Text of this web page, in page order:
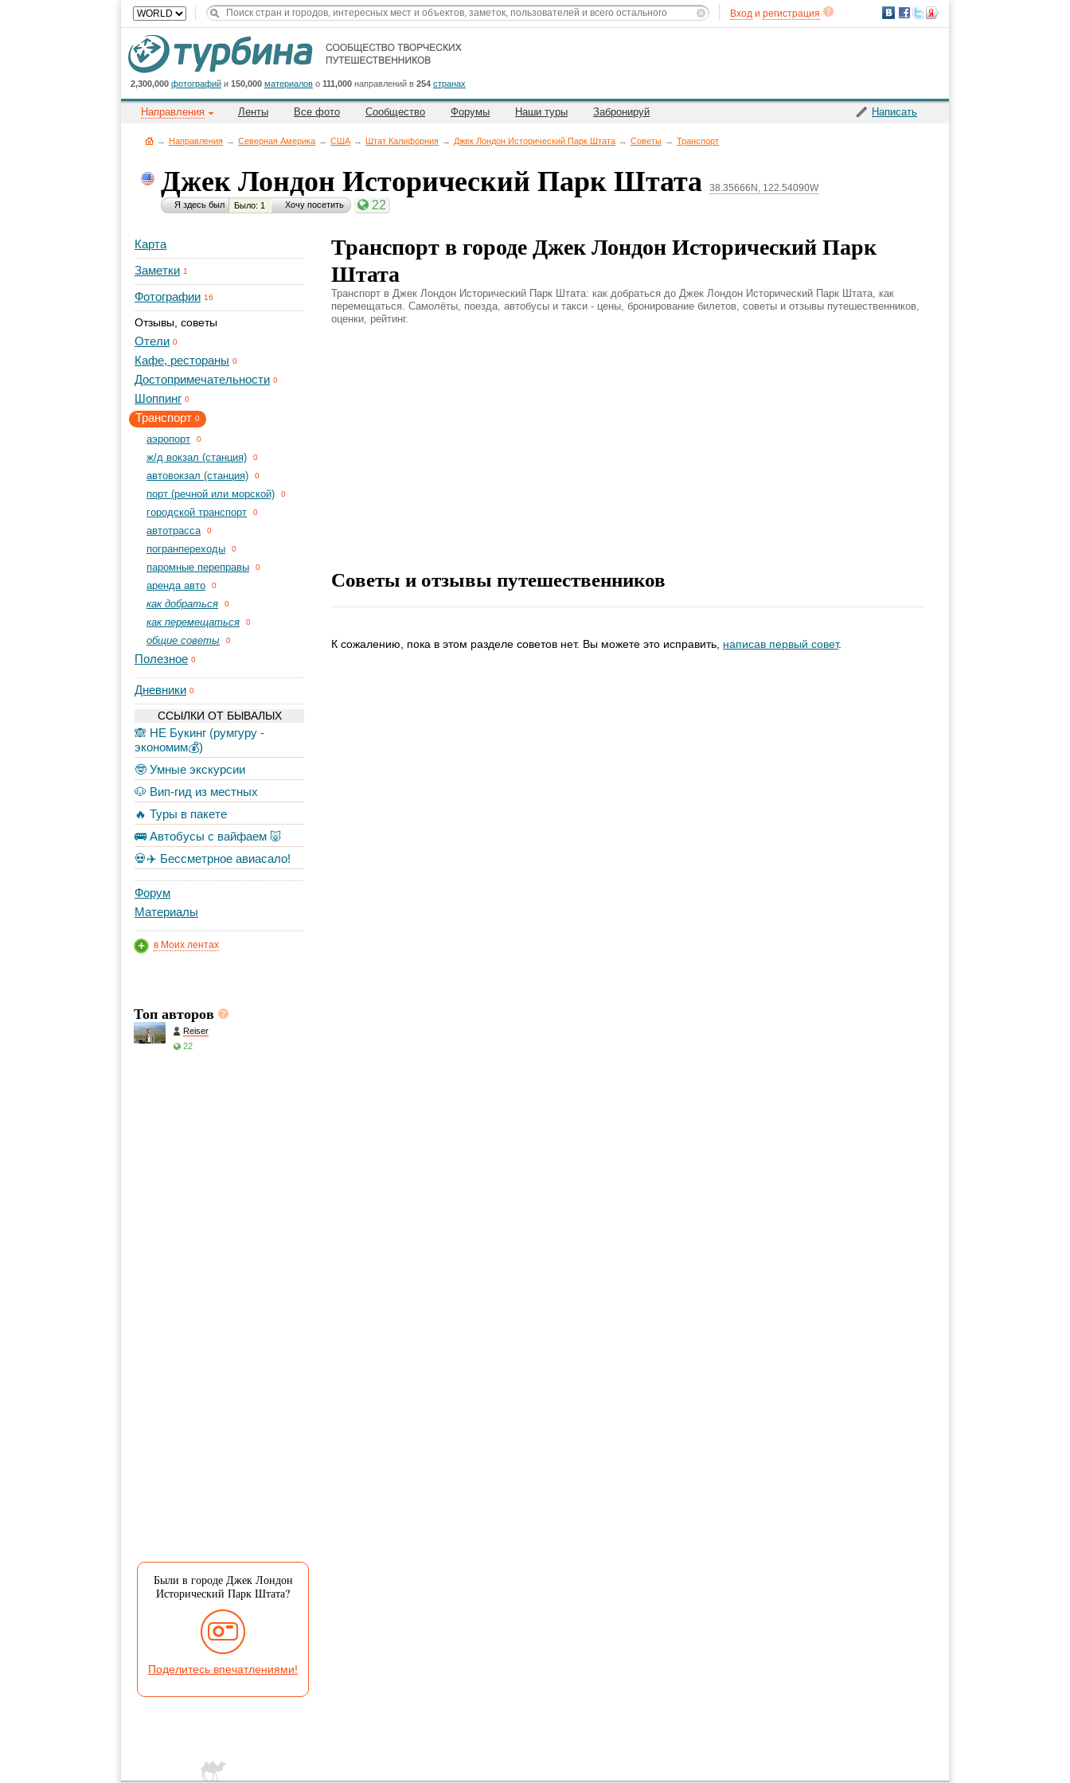
Вход и регистрация
2,300,000 фотографий и 150,000 материалов о 111,000 направлений в 254 странах
Написать
Направления Ленты Все фото Сообщество Форумы Наши туры Забронируй
→ Направления → Северная Америка → CША → Штат Калифорния → Джек Лондон Исторический Парк Штата → Советы → Транспорт
Джек Лондон Исторический Парк Штата 38.35666N, 122.54090W
Я здесь был Было: 1 Хочу посетить 22
Карта
Заметки 1
Фотографии 16
Отзывы, советы
Отели 0
Кафе, рестораны 0
Достопримечательности 0
Шоппинг 0
Транспорт 0
aэропорт 0
ж/д вокзал (станция) 0
автовокзал (станция) 0
порт (речной или морской) 0
городской транспорт 0
автотрасса 0
погранпереходы 0
паромные переправы 0
аренда авто 0
как добраться 0
как перемещаться 0
общие советы 0
Полезное 0
Дневники 0
ССЫЛКИ ОТ БЫВАЛЫХ
🙈 НЕ Букинг (румгуру -
экономим💰)
🤓 Умные экскурсии
🐶 Вип-гид из местных
🔥 Туры в пакете
🚌 Автобусы с вайфаем 🐷
💀✈️ Бессметрное авиасало!
Форум
Материалы
в Моих лентах
Топ авторов
Reiser
22
Были в городе Джек Лондон
Исторический Парк Штата?
Поделитесь впечатлениями!
Транспорт в городе Джек Лондон Исторический Парк
Штата
Транспорт в Джек Лондон Исторический Парк Штата: как добраться до Джек Лондон Исторический Парк Штата, как
перемещаться. Самолёты, поезда, автобусы и такси - цены, бронирование билетов, советы и отзывы путешественников,
оценки, рейтинг.
Советы и отзывы путешественников
К сожалению, пока в этом разделе советов нет. Вы можете это исправить, написав первый совет.